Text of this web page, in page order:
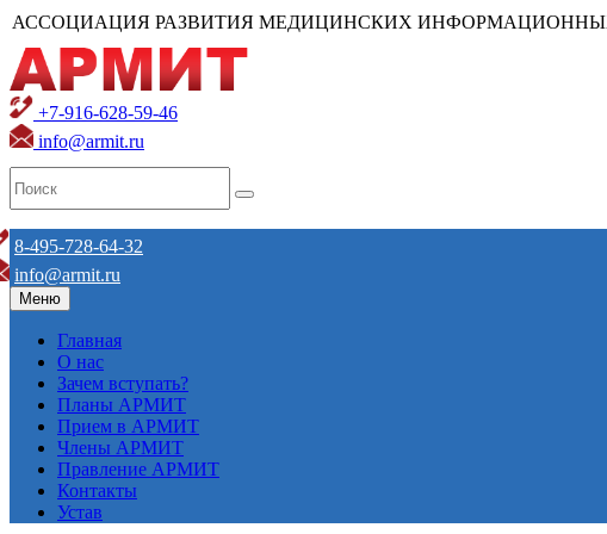
АССОЦИАЦИЯ РАЗВИТИЯ МЕДИЦИНСКИХ
+7-916-628-59-46
info@armit.ru
8-495-728-64-32
info@armit.ru
Меню
Главная
О нас
Зачем вступать?
Планы АРМИТ
Прием в АРМИТ
Члены АРМИТ
Правление АРМИТ
Контакты
Устав